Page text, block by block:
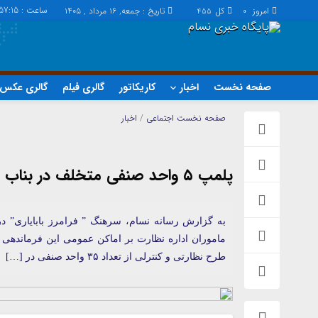
کل 455 امروز 0 تاریخ : جمعه, ۱۶ مرداد , ۱۴۰۵ ساعت :
صفحه نخست اخبار کاریکاتور گالری فیلم گالری عکس
اجتماعی
اقتصاد
فرهنگ
حساب مشتری
صفحه نخست اجتماعی / اخبار
پلمپ ۵ واحد صنفی متخلف در بناب
به گزارش رسانه نسام، سرهنگ ” فرامرز
ماموران اداره نظارت بر اماکن عمومی این
طرح نظارتی و کنترلی از تعداد ۳۵ واحد صنفی در […]